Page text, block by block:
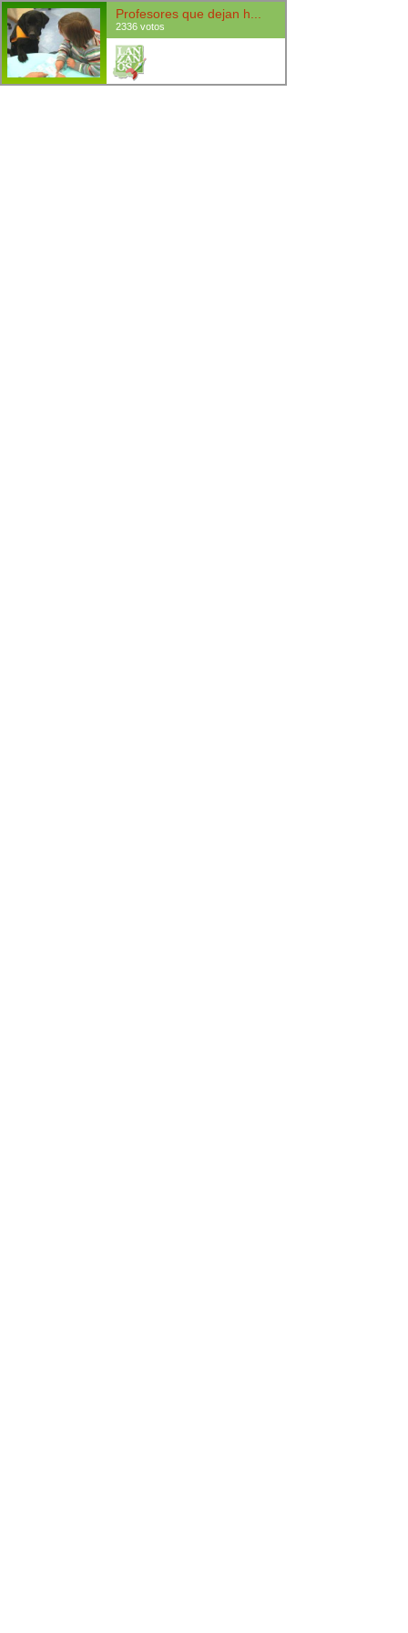
Profesores que dejan h...
2336 votos